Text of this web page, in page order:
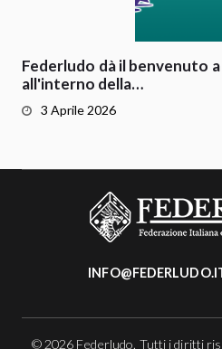
3 Aprile 2026
Federludo dà il benvenuto
all'interno della…
© 2026 Federludo. Tutti i diritti